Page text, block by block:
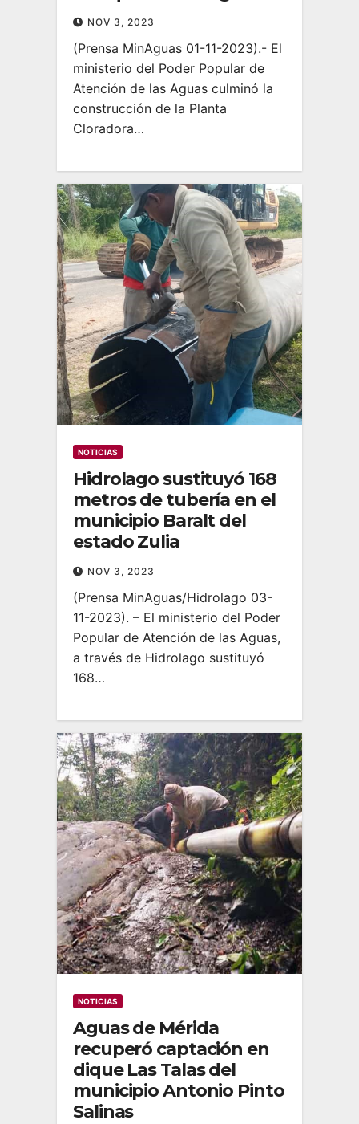
NOV 3, 2023
(Prensa MinAguas 01-11-2023).- El
ministerio del Poder Popular de
Atención de las Aguas culminó la
construcción de la Planta
Cloradora…
NOTICIAS
Hidrolago sustituyó 168
metros de tubería en el
municipio Baralt del
estado Zulia
NOV 3, 2023
(Prensa MinAguas/Hidrolago 03-
11-2023). – El ministerio del Poder
Popular de Atención de las Aguas,
a través de Hidrolago sustituyó
168…
NOTICIAS
Aguas de Mérida
recuperó captación en
dique Las Talas del
municipio Antonio Pinto
Salinas